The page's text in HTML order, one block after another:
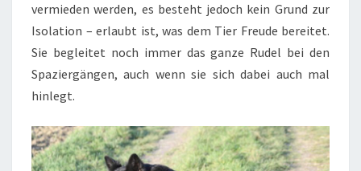
vermieden werden, es besteht jedoch kein Grund zur
Isolation – erlaubt ist, was dem Tier Freude bereitet.
Sie begleitet noch immer das ganze Rudel bei den
Spaziergängen, auch wenn sie sich dabei auch mal
hinlegt.